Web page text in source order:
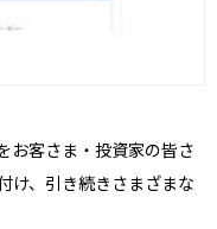
お客さま・投資家の皆さ
け、引き続きさまざまな